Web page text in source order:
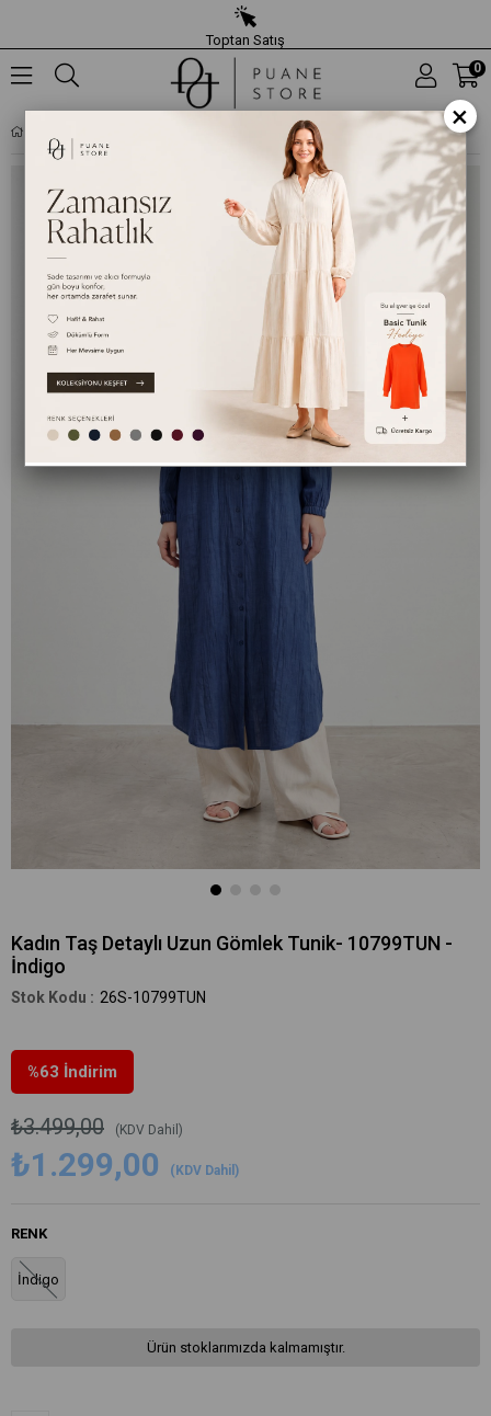
Toptan Satış
0
Kadın Taş Detaylı Uzun Gömlek Tunik- 10799TUN -
İndigo
26S-10799TUN
%63 İndirim
₺3.499,00 (KDV Dahil)
₺1.299,00 (KDV Dahil)
RENK
İndigo
Ürün stoklarımızda kalmamıştır.
×